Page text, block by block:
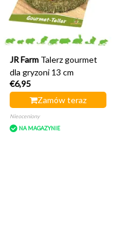
JR Farm Talerz gourmet
dla gryzoni 13 cm
€6,95
Zamów teraz
Nieoceniony
NA MAGAZYNIE